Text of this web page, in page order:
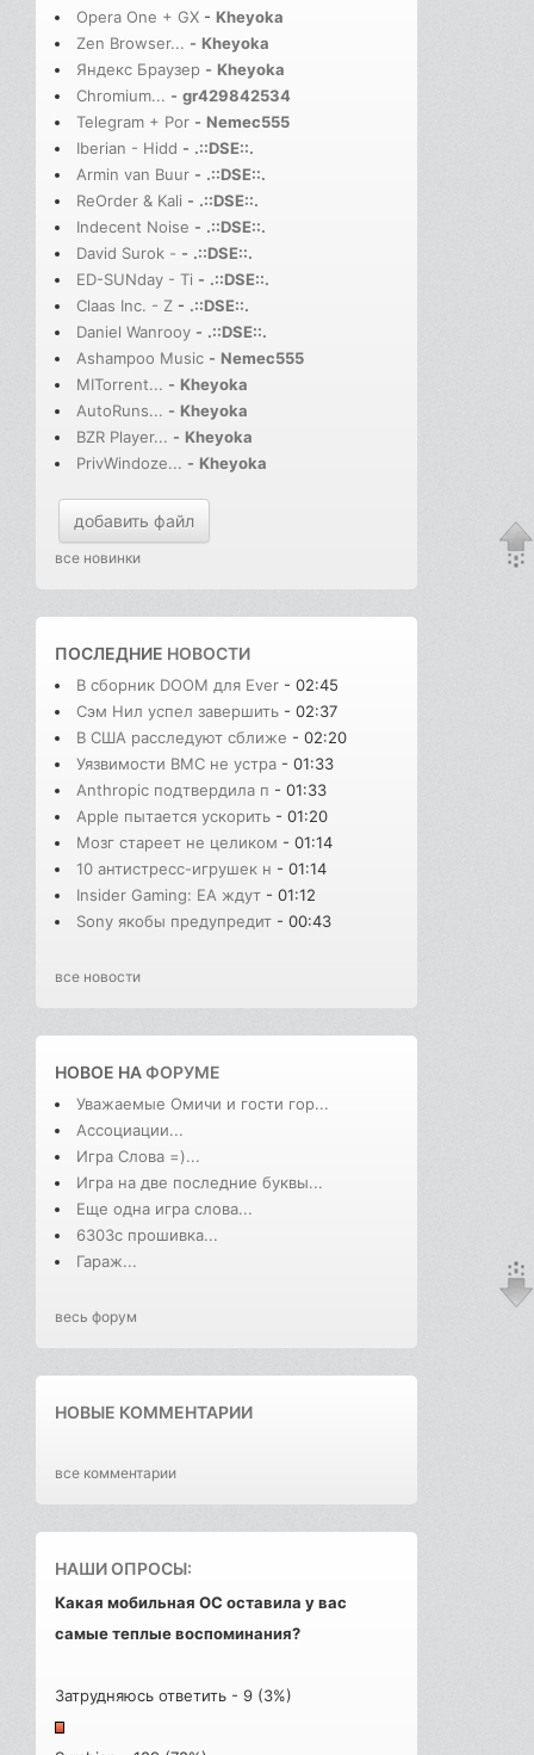
Opera One + GX - Kheyoka
Zen Browser... - Kheyoka
Яндекс Браузер - Kheyoka
Chromium... - gr429842534
Telegram + Por - Nemec555
Iberian - Hidd - .::DSE::.
Armin van Buur - .::DSE::.
ReOrder & Kali - .::DSE::.
Indecent Noise - .::DSE::.
David Surok - - .::DSE::.
ED-SUNday - Ti - .::DSE::.
Claas Inc. - Z - .::DSE::.
Daniel Wanrooy - .::DSE::.
Ashampoo Music - Nemec555
MITorrent... - Kheyoka
AutoRuns... - Kheyoka
BZR Player... - Kheyoka
PrivWindoze... - Kheyoka
добавить файл
все новинки
ПОСЛЕДНИЕ НОВОСТИ
В сборник DOOM для Ever - 02:45
Сэм Нил успел завершить - 02:37
В США расследуют сближе - 02:20
Уязвимости BMC не устра - 01:33
Anthropic подтвердила п - 01:33
Apple пытается ускорить - 01:20
Мозг стареет не целиком - 01:14
10 антистресс-игрушек н - 01:14
Insider Gaming: EA ждут - 01:12
Sony якобы предупредит - 00:43
все новости
НОВОЕ НАФОРУМЕ
Уважаемые Омичи и гости гор...
Ассоциации...
Игра Слова =)...
Игра на две последние буквы...
Еще одна игра слова...
6303с прошивка...
Гараж...
весь форум
НОВЫЕ КОММЕНТАРИИ
все комментарии
НАШИ ОПРОСЫ:
Какая мобильная ОС оставила у вас
самые теплые воспоминания?
Затрудняюсь ответить - 9 (3%)